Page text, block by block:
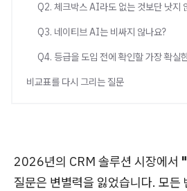
Q2. 체크박스 AI라도 없는 것보단 낫지
Q3. 네이티브 AI는 비싸지 않나요?
Q4. 등급을 도입 전에 확인할 가장 확실
비교표를 다시 그리는 질문
2026년의 CRM 솔루션 시장에서
질문은 변별력을 잃었습니다. 모